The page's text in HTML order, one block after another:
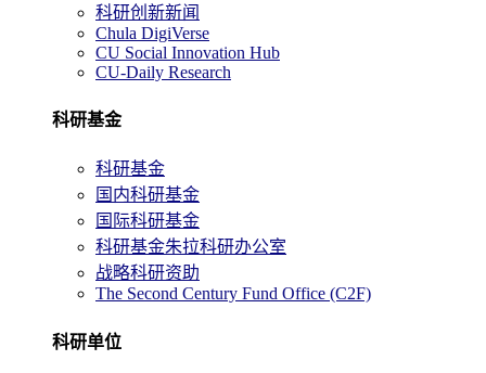
科研创新新闻
Chula DigiVerse
CU Social Innovation Hub
CU-Daily Research
科研基金
科研基金
国内科研基金
国际科研基金
科研基金朱拉科研办公室
战略科研资助
The Second Century Fund Office (C2F)
科研单位